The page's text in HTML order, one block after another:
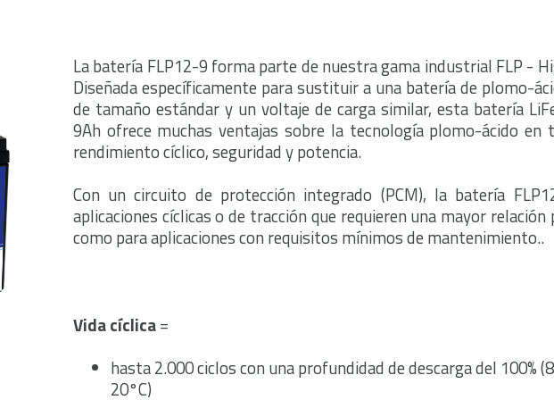
La batería FLP12-9 forma parte de nuestra gama industrial FLP -
Diseñada específicamente para sustituir a una batería de plomo-
de tamaño estándar y un voltaje de carga similar, esta batería
9Ah ofrece muchas ventajas sobre la tecnología plomo-ácido en
rendimiento cíclico, seguridad y potencia.
Con un circuito de protección integrado (PCM), la batería
aplicaciones cíclicas o de tracción que requieren una mayor
como para aplicaciones con requisitos mínimos de mantenimiento..
Vida cíclica=
hasta 2.000 ciclos con una profundidad de descarga del 100%
20°C)